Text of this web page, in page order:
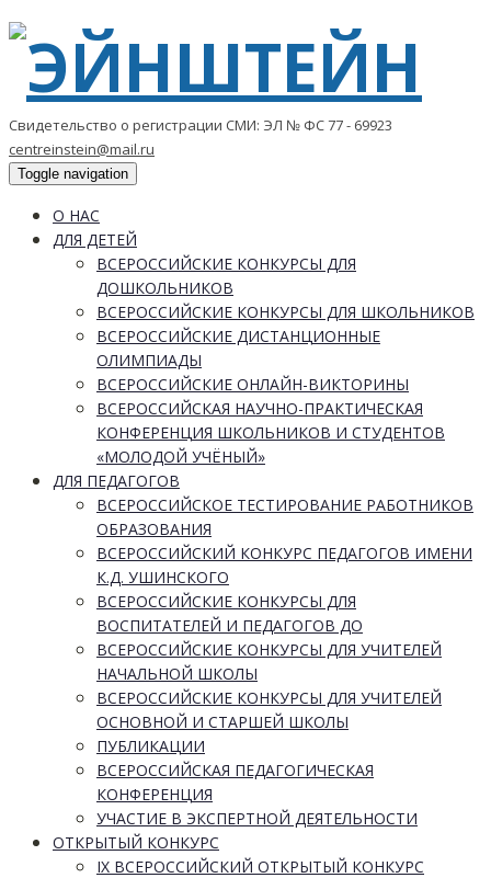
Свидетельство о регистрации СМИ: ЭЛ № ФС 77 - 69923
centreinstein@mail.ru
Toggle navigation
О НАС
ДЛЯ ДЕТЕЙ
ВСЕРОССИЙСКИЕ КОНКУРСЫ ДЛЯ
ДОШКОЛЬНИКОВ
ВСЕРОССИЙСКИЕ КОНКУРСЫ ДЛЯ ШКОЛЬНИКОВ
ВСЕРОССИЙСКИЕ ДИСТАНЦИОННЫЕ
ОЛИМПИАДЫ
ВСЕРОССИЙСКИЕ ОНЛАЙН-ВИКТОРИНЫ
ВСЕРОССИЙСКАЯ НАУЧНО-ПРАКТИЧЕСКАЯ
КОНФЕРЕНЦИЯ ШКОЛЬНИКОВ И СТУДЕНТОВ
«МОЛОДОЙ УЧЁНЫЙ»
ДЛЯ ПЕДАГОГОВ
ВСЕРОССИЙСКОЕ ТЕСТИРОВАНИЕ РАБОТНИКОВ
ОБРАЗОВАНИЯ
ВСЕРОССИЙСКИЙ КОНКУРС ПЕДАГОГОВ ИМЕНИ
К.Д. УШИНСКОГО
ВСЕРОССИЙСКИЕ КОНКУРСЫ ДЛЯ
ВОСПИТАТЕЛЕЙ И ПЕДАГОГОВ ДО
ВСЕРОССИЙСКИЕ КОНКУРСЫ ДЛЯ УЧИТЕЛЕЙ
НАЧАЛЬНОЙ ШКОЛЫ
ВСЕРОССИЙСКИЕ КОНКУРСЫ ДЛЯ УЧИТЕЛЕЙ
ОСНОВНОЙ И СТАРШЕЙ ШКОЛЫ
ПУБЛИКАЦИИ
ВСЕРОССИЙСКАЯ ПЕДАГОГИЧЕСКАЯ
КОНФЕРЕНЦИЯ
УЧАСТИЕ В ЭКСПЕРТНОЙ ДЕЯТЕЛЬНОСТИ
ОТКРЫТЫЙ КОНКУРС
IX ВСЕРОССИЙСКИЙ ОТКРЫТЫЙ КОНКУРС